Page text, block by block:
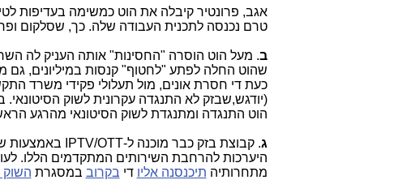
אגב, פרונטיר קיבלה את הוט כמשימה בעדיפות
טרם נכנסה לתכנית העבודה שלה. כך, שסלקום
ב. מעל הוט הוסרה "החסינות" אותה העניק לה
שהוט החלה לפתע "לחטוף" קנסות במיליונים, גם
כעת די חסרת אונים, מול תעלולי פקידי משרד
(יודגש,שבזק לא התנגדה עקרונית לשוק
הוט התנגדה ומתנגדת לשוק הסיטונאי מהרגע
ג. קבוצת בזק כבר מוכנה ל-IPTV/OTT באמצעות שירותי
היערכות להרחבת השירותים המתקדמים הללו.
מתחרותיה תיכנסנה אליו די בקרוב במסגרת השוק